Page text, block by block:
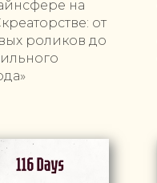
на
от
роликов до